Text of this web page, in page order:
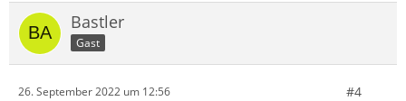
Bastler
Gast
26. September 2022 um 12:56 #4